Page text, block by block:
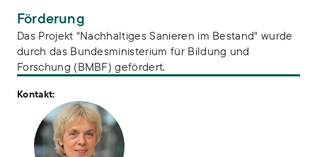
Förderung
Das Projekt "Nachhaltiges Sanieren im Bestand" wurde
durch das Bundesministerium für Bildung und
Forschung (BMBF) gefördert.
Kontakt: